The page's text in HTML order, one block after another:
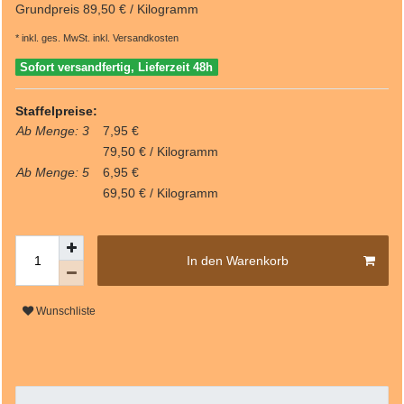
Grundpreis 89,50 € / Kilogramm
* inkl. ges. MwSt. inkl. Versandkosten
Sofort versandfertig, Lieferzeit 48h
Staffelpreise:
Ab Menge: 3
7,95 €
79,50 € / Kilogramm
Ab Menge: 5
6,95 €
69,50 € / Kilogramm
In den Warenkorb
Wunschliste